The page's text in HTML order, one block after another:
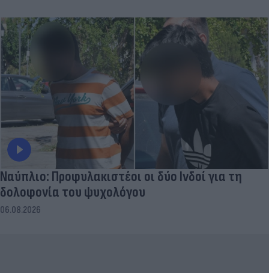
Ναύπλιο: Προφυλακιστέοι οι δύο Ινδοί για τη
δολοφονία του ψυχολόγου
06.08.2026